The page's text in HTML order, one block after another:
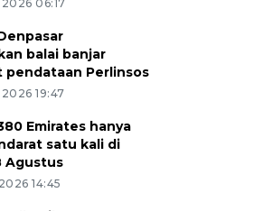
06:17
balai banjar
pendataan Perlinsos
19:47
Emirates hanya
satu kali di
Agustus
14:45